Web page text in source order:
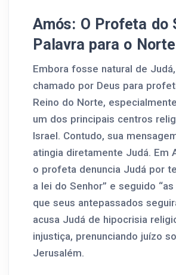
Amós: O Profeta do
Palavra para o Norte
Embora fosse natural de
chamado por Deus para
Reino do Norte,
um dos principais centros
Israel. Contudo, sua
atingia diretamente Judá. Em
o profeta denuncia Judá por
a lei do Senhor” e seguido
que seus antepassados
acusa Judá de hipocrisia
injustiça, prenunciando juízo
Jerusalém.